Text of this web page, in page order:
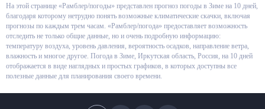
На этой странице «Рамблер/погоды» представлен прогноз погоды в Зиме
на 10 дней, благодаря которому нетрудно понять возможные
климатические скачки, включая прогнозы по каждым трем часам.
«Рамблер/погода» предоставляет возможность отследить не только
общие данные, но и очень подробную информацию: температуру воздуха,
уровень давления, вероятность осадков, направление ветра, влажность и
многое другое. Погода в Зиме, Иркутская область, Россия, на 10 дней
отображается в виде наглядных и простых графиков, в которых доступны